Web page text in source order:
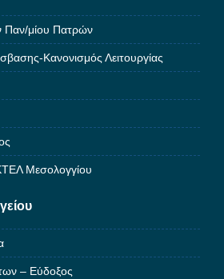
Παν/μίου Πατρών
Κανονισμός Λειτουργίας
Μεσολογγίου
– Εύδοξος